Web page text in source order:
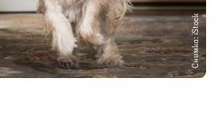
Снимка: iStock